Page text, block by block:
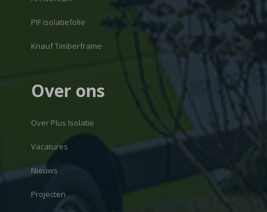
PIF isolatiefolie
Knauf Timberframe
Over ons
Over Plus Isolatie
Vacatures
Nieuws
Projecten